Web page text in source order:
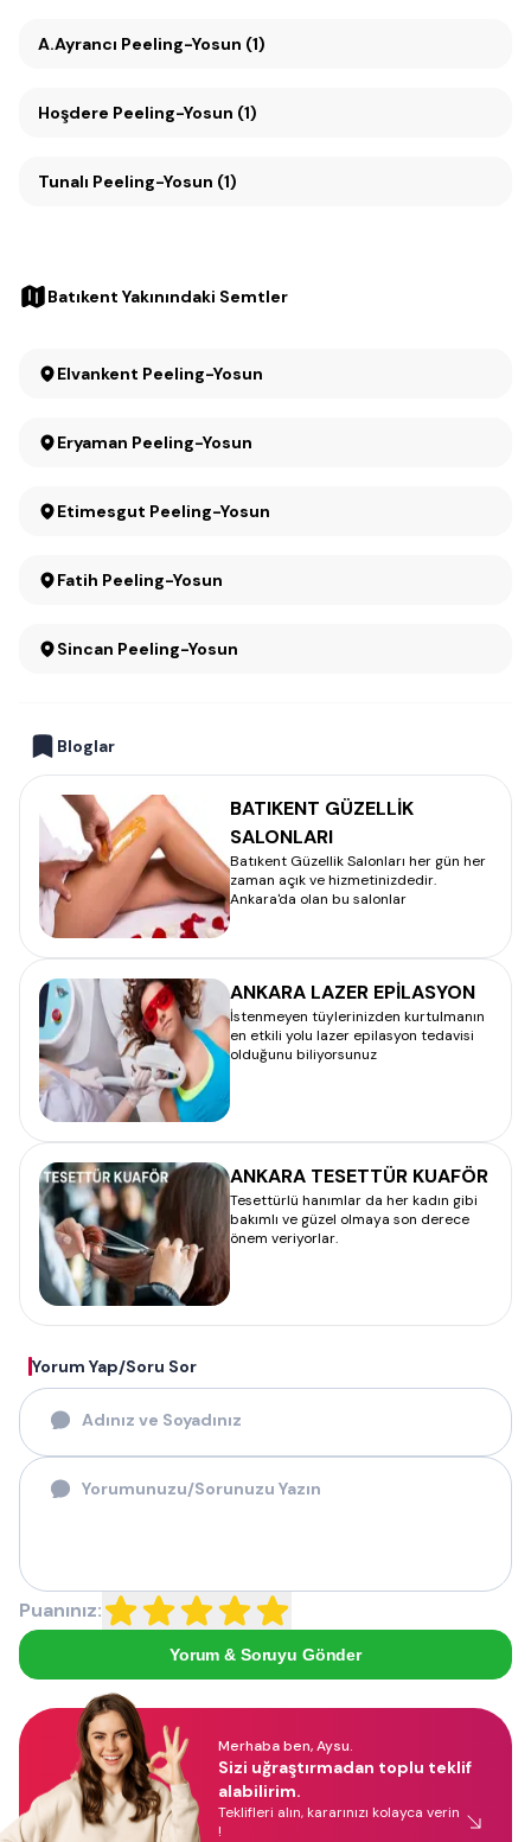
A.Ayrancı Peeling-Yosun (1)
Hoşdere Peeling-Yosun (1)
Tunalı Peeling-Yosun (1)
Batıkent Yakınındaki Semtler
Elvankent Peeling-Yosun
Eryaman Peeling-Yosun
Etimesgut Peeling-Yosun
Fatih Peeling-Yosun
Sincan Peeling-Yosun
Bloglar
BATIKENT GÜZELLİK
SALONLARI
Batıkent Güzellik Salonları her gün her
zaman açık ve hizmetinizdedir.
Ankara'da olan bu salonlar
ANKARA LAZER EPİLASYON
İstenmeyen tüylerinizden kurtulmanın
en etkili yolu lazer epilasyon tedavisi
olduğunu biliyorsunuz
ANKARA TESETTÜR KUAFÖR
Tesettürlü hanımlar da her kadın gibi
bakımlı ve güzel olmaya son derece
önem veriyorlar.
Yorum Yap/Soru Sor
Puanınız:
Yorum & Soruyu Gönder
Merhaba ben, Aysu.
Sizi uğraştırmadan toplu teklif
alabilirim.
Teklifleri alın, kararınızı kolayca verin
!